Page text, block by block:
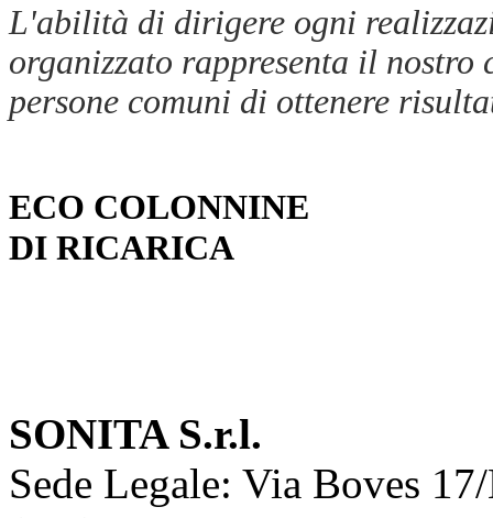
L'abilità di dirigere ogni
organizzato rappresenta il
persone comuni di ottenere
ECO COLONNINE
DI RICARICA
SONITA S.r.l.
Sede Legale: Via Boves